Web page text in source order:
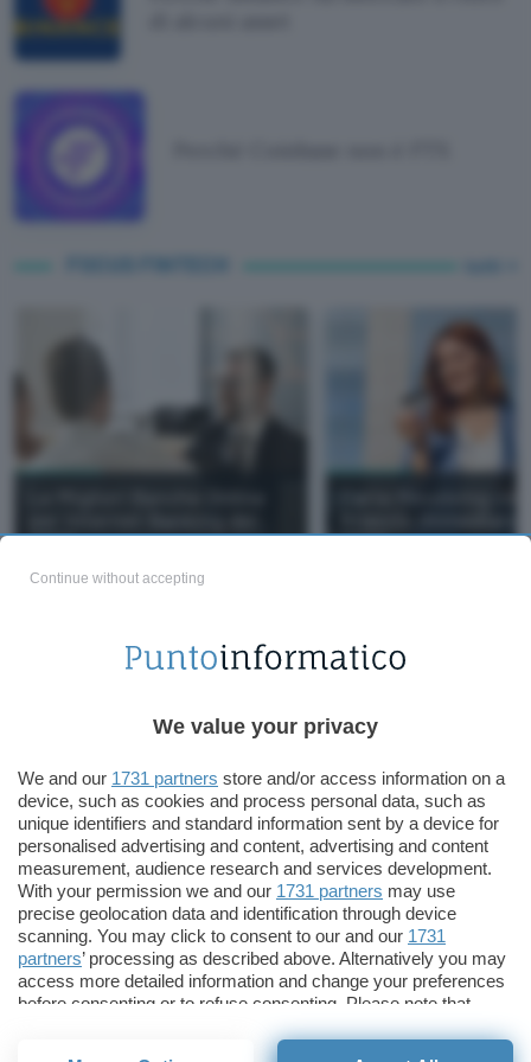
2026
2026
Anche il calendario dei
Carabinieri diventa un
NFT
Goldman Sachs vuole
acquistare le società
crypto colpite da FTX
Continue without accepting
We value your privacy
We and our 1731 partners store and/or access information on a
device, such as cookies and process personal data, such as
unique identifiers and standard information sent by a device for
personalised advertising and content, advertising and content
measurement, audience research and services development.
With your permission we and our 1731 partners may use
precise geolocation data and identification through device
scanning. You may click to consent to our and our 1731
partners’ processing as described above. Alternatively you may
access more detailed information and change your preferences
before consenting or to refuse consenting. Please note that
some processing of your personal data may not require your
consent, but you have a right to object to such processing. Your